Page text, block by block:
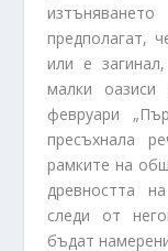
предполагат,
или е
малки оазиси
февруари
пресъхнала
рамките на
древността
следи от
бъдат